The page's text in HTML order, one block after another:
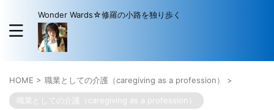
Wonder Wards☆修羅の小路を独り歩く
HOME > 職業としての介護（caregiving as a profession） >
職業としての介護（caregiving as a profession）